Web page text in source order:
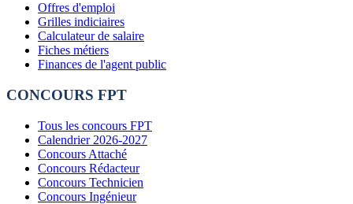
Offres d'emploi
Grilles indiciaires
Calculateur de salaire
Fiches métiers
Finances de l'agent public
CONCOURS FPT
Tous les concours FPT
Calendrier 2026-2027
Concours Attaché
Concours Rédacteur
Concours Technicien
Concours Ingénieur